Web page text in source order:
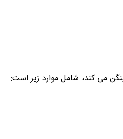
می کند، شامل موارد زیر است: